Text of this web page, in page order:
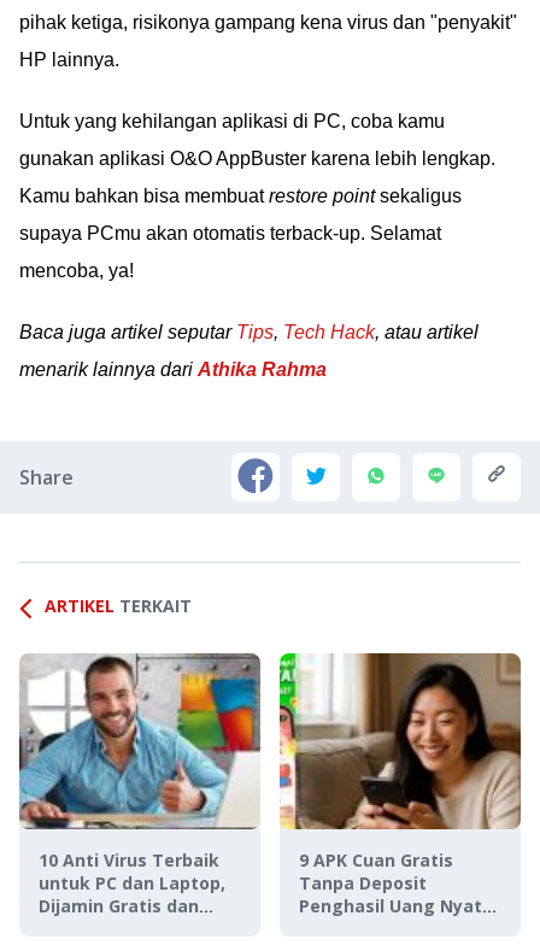
pihak ketiga, risikonya gampang kena virus dan "penyakit"
HP lainnya.
Untuk yang kehilangan aplikasi di PC, coba kamu
gunakan aplikasi O&O AppBuster karena lebih lengkap.
Kamu bahkan bisa membuatrestore pointsekaligus
supaya PCmu akan otomatis terback-up. Selamat
mencoba, ya!
Baca juga artikel seputar Tips, Tech Hack, atau artikel
menarik lainnya dari Athika Rahma
Share
ARTIKEL TERKAIT
10 Anti Virus Terbaik
untuk PC dan Laptop,
Dijamin Gratis dan
9 APK Cuan Gratis
Tanpa Deposit
Penghasil Uang Nyata,